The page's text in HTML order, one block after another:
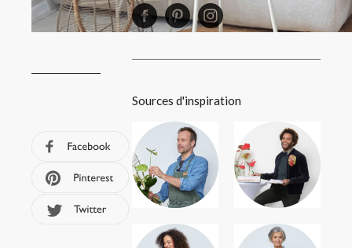
Sources d'inspiration